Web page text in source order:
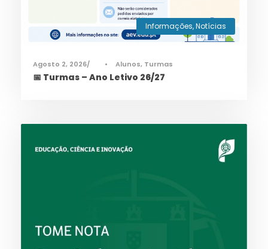
Informações,Notícias
Agosto 2, 2026 • Alunos, Turmas
📅 Turmas – Ano Letivo 26/27